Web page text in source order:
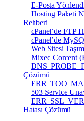
E-Posta
Hosting Paketi
Rehberi
cPanel’de FTP
cPanel’de
Web Sitesi
Mixed Content
Çözümü
503 Service
Hatası Çözümü